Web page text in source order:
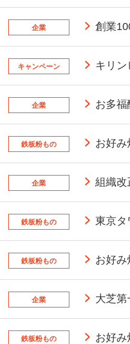
企業 創業
キャンペーン キリ
企業 お多福
鉄板粉もの お好
企業 組織改
鉄板粉もの 東京タ
鉄板粉もの お好み
企業 大芝
鉄板粉もの お好